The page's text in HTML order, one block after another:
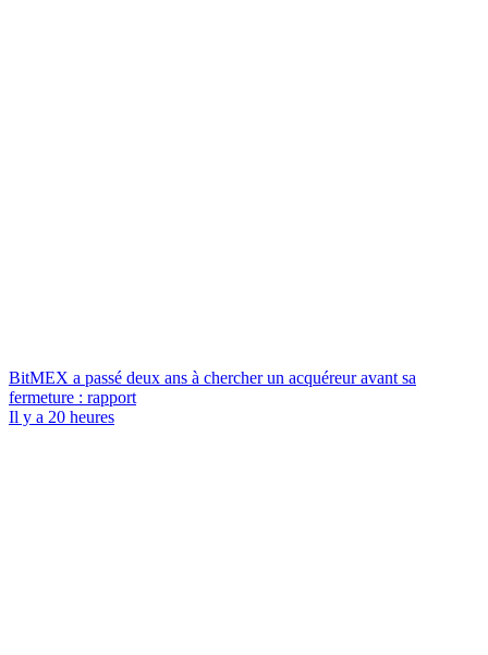
BitMEX a passé deux ans à chercher un acquéreur avant sa
fermeture : rapport
Il y a 20 heures